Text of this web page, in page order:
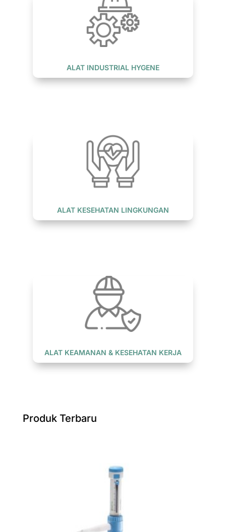
ALAT INDUSTRIAL HYGENE
ALAT KESEHATAN LINGKUNGAN
ALAT KEAMANAN & KESEHATAN KERJA
Produk Terbaru